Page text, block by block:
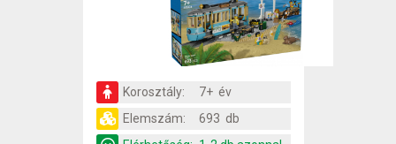
Korosztály:
7+ év
Elemszám:
693 db